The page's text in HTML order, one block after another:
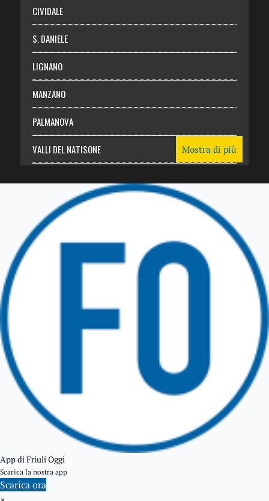
CIVIDALE
S. DANIELE
LIGNANO
MANZANO
PALMANOVA
VALLI DEL NATISONE
TRICESIMO
TARCENTO
GEMONA DEL FRIULI
Mostra di più
App di Friuli Oggi
Scarica la nostra app
Scarica ora